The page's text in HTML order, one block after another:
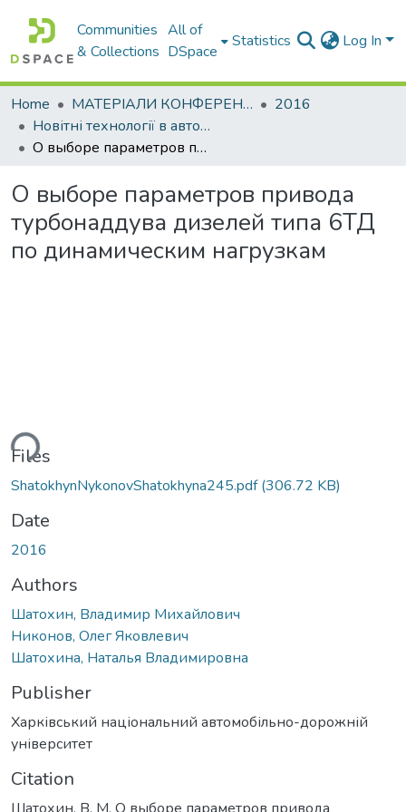
Communities
& Collections
All of
DSpace
Statistics Log In
Home МАТЕРІАЛИ КОНФЕРЕНЦІЙ
2016
Новітні технології в автомобілебудуванні, транспорті і при підготовки фахівців
О выборе параметров привода турбонаддува дизелей типа 6ТД по динамическим нагрузкам
О выборе параметров привода
турбонаддува дизелей типа 6ТД
по динамическим нагрузкам
Files
ShatokhynNykonovShatokhyna245.pdf(306.72 KB)
Date
2016
Authors
Шатохин, Владимир Михайлович
Никонов, Олег Яковлевич
Шатохина, Наталья Владимировна
Publisher
Харківський національний автомобільно-дорожній
університет
Citation